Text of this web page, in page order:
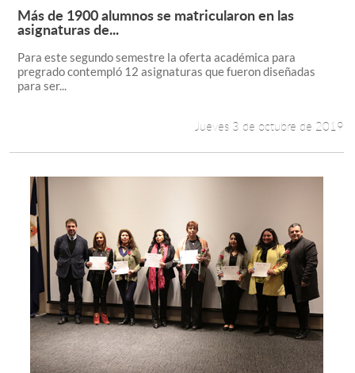
Leer más +
Más de 1900 alumnos se matricularon en las
asignaturas de...
Para este segundo semestre la oferta académica para
pregrado contempló 12 asignaturas que fueron diseñadas
para ser...
Jueves 3 de octubre de 2019